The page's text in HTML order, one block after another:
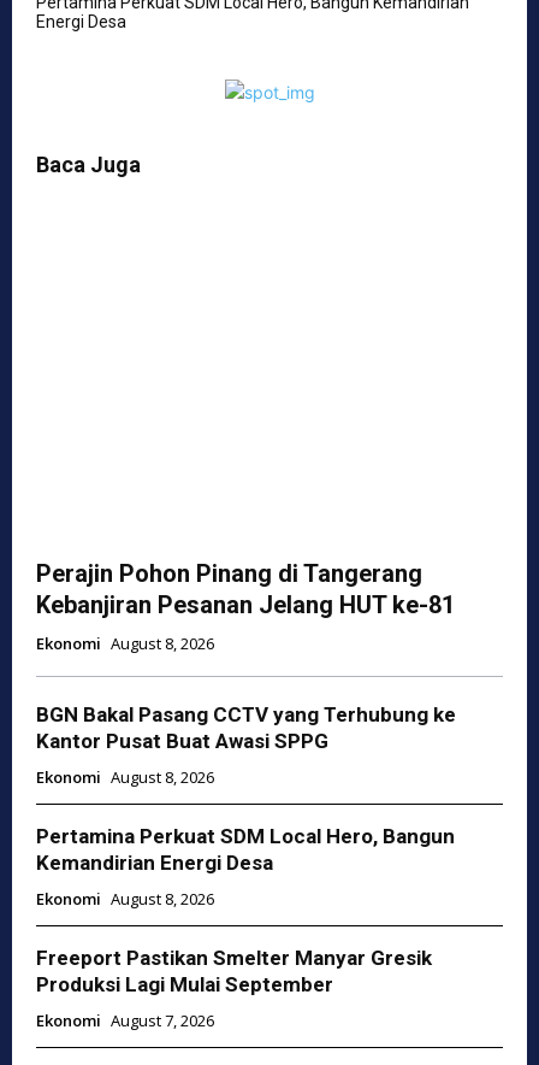
Energi Desa
Baca Juga
Perajin Pohon Pinang di Tangerang
Kebanjiran Pesanan Jelang HUT ke-81
Ekonomi August 8, 2026
BGN Bakal Pasang CCTV yang Terhubung ke
Kantor Pusat Buat Awasi SPPG
Ekonomi August 8, 2026
Pertamina Perkuat SDM Local Hero, Bangun
Kemandirian Energi Desa
Ekonomi August 8, 2026
Freeport Pastikan Smelter Manyar Gresik
Produksi Lagi Mulai September
Ekonomi August 7, 2026